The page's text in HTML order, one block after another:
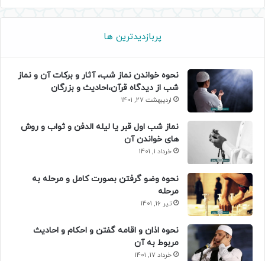
پربازدیدترین ها
نحوه خواندن نماز شب، آثار و برکات آن و نماز
شب از دیدگاه قرآن،احادیث و بزرگان
اردیبهشت 27, 1401
نماز شب اول قبر یا لیله الدفن و ثواب و روش
های خواندن آن
خرداد 1, 1401
نحوه وضو گرفتن بصورت کامل و مرحله به
مرحله
تیر 16, 1401
نحوه اذان و اقامه گفتن و احکام و احادیث
مربوط به آن
خرداد 17, 1401